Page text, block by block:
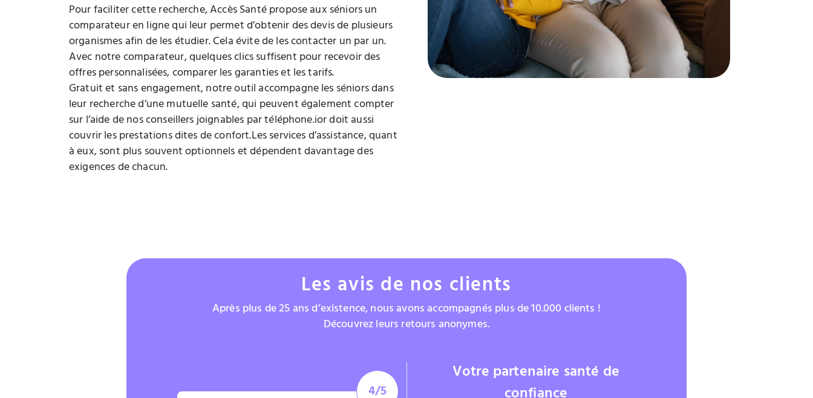
Pour faciliter cette recherche, Accès Santé propose aux séniors un
comparateur en ligne qui leur permet d’obtenir des devis de plusieurs
organismes afin de les étudier. Cela évite de les contacter un par un.
Avec notre comparateur, quelques clics suffisent pour recevoir des
offres personnalisées, comparer les garanties et les tarifs.
Gratuit et sans engagement, notre outil accompagne les séniors dans
leur recherche d’une mutuelle santé, qui peuvent également compter
sur l’aide de nos conseillers joignables par téléphone.ior doit aussi
couvrir les prestations dites de confort.Les services d’assistance, quant
à eux, sont plus souvent optionnels et dépendent davantage des
exigences de chacun.
Les avis de nos clients
Après plus de 25 ans d’existence, nous avons accompagnés plus de 10.000 clients !
Découvrez leurs retours anonymes.
4/5
Votre partenaire santé de